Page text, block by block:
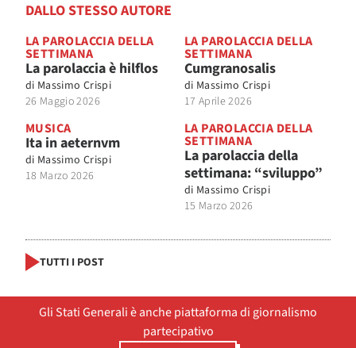
DALLO STESSO AUTORE
LA PAROLACCIA DELLA
SETTIMANA
La parolaccia è hilflos
di Massimo Crispi
26 Maggio 2026
LA PAROLACCIA DELLA
SETTIMANA
Cumgranosalis
di Massimo Crispi
17 Aprile 2026
MUSICA
Ita in aeternvm
di Massimo Crispi
18 Marzo 2026
LA PAROLACCIA DELLA
SETTIMANA
La parolaccia della
settimana: “sviluppo”
di Massimo Crispi
15 Marzo 2026
TUTTI I POST
Gli Stati Generali è anche piattaforma di giornalismo
partecipativo